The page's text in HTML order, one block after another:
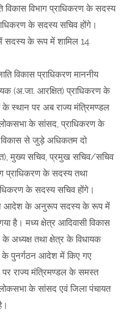
विभाग प्राधिकरण के सदस्य
के सदस्य सचिव होंगे।
सदस्य के रूप में शामिल 14
विकास प्राधिकरण माननीय
(अ.जा. आरक्षित) प्राधिकरण के
के स्थान पर अब राज्य मंत्रिमण्डल
के सांसद, प्राधिकरण के
विकास से जुड़े अधिकतम दो
मुख्य सचिव, प्रमुख सचिव/सचिव
प्राधिकरण के सदस्य तथा
के सदस्य सचिव होंगे।
आदेश के अनुरूप सदस्य के रूप में
है। मध्य क्षेत्र आदिवासी विकास
अध्यक्ष तथा क्षेत्र के विधायक
के पुनर्गठन आदेश में किए गए
राज्य मंत्रिमण्डल के समस्त
के सांसद एवं जिला पंचायत